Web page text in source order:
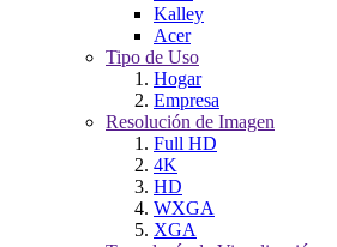
Kalley
Acer
Tipo de Uso
Hogar
Empresa
Resolución de Imagen
Full HD
4K
HD
WXGA
XGA